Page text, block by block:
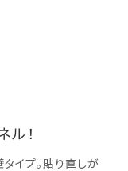
ル！
イプ。貼り直しが